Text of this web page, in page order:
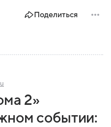
Поделиться
2»
событии: